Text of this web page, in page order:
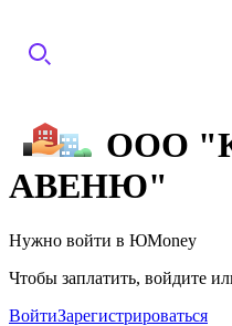
ООО
АВЕНЮ"
Нужно войти в ЮMoney
Чтобы заплатить, войдите
ВойтиЗарегистрироваться